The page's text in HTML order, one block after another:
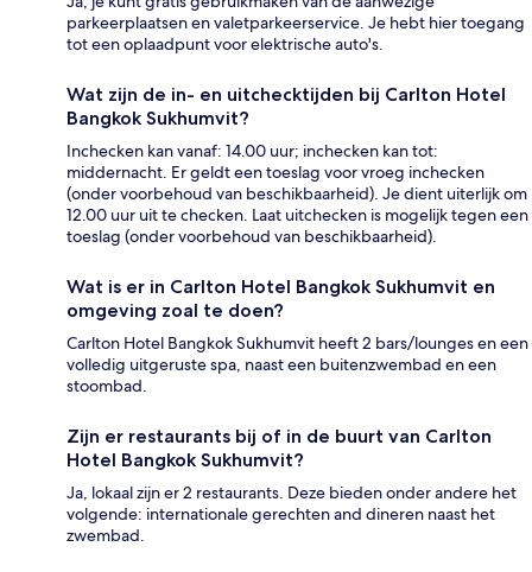
parkeerplaatsen en valetparkeerservice. Je hebt hier toegang
tot een oplaadpunt voor elektrische auto's.
Wat zijn de in- en uitchecktijden bij Carlton Hotel
Bangkok Sukhumvit?
Inchecken kan vanaf: 14.00 uur; inchecken kan tot:
middernacht. Er geldt een toeslag voor vroeg inchecken
(onder voorbehoud van beschikbaarheid). Je dient uiterlijk om
12.00 uur uit te checken. Laat uitchecken is mogelijk tegen een
toeslag (onder voorbehoud van beschikbaarheid).
Wat is er in Carlton Hotel Bangkok Sukhumvit en
omgeving zoal te doen?
Carlton Hotel Bangkok Sukhumvit heeft 2 bars/lounges en een
volledig uitgeruste spa, naast een buitenzwembad en een
stoombad.
Zijn er restaurants bij of in de buurt van Carlton
Hotel Bangkok Sukhumvit?
Ja, lokaal zijn er 2 restaurants. Deze bieden onder andere het
volgende: internationale gerechten and dineren naast het
zwembad.